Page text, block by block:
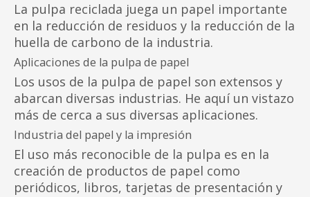
La pulpa reciclada juega un papel importante
en la reducción de residuos y la reducción de la
huella de carbono de la industria.
Aplicaciones de la pulpa de papel
Los usos de la pulpa de papel son extensos y
abarcan diversas industrias. He aquí un vistazo
más de cerca a sus diversas aplicaciones.
Industria del papel y la impresión
El uso más reconocible de la pulpa es en la
creación de productos de papel como
periódicos, libros, tarjetas de presentación y